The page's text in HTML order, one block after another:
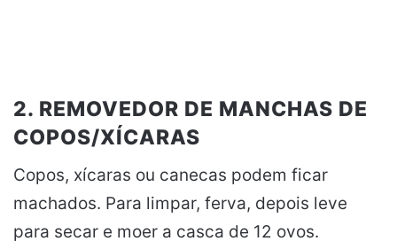
2. REMOVEDOR DE MANCHAS DE
COPOS/XÍCARAS
Copos, xícaras ou canecas podem ficar
machados. Para limpar, ferva, depois leve
para secar e moer a casca de 12 ovos.